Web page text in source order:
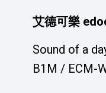
艾德可樂
Sound of a
B1M / ECM-